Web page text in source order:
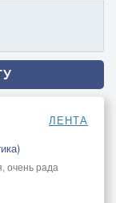
ЛЕНТА
очень рада